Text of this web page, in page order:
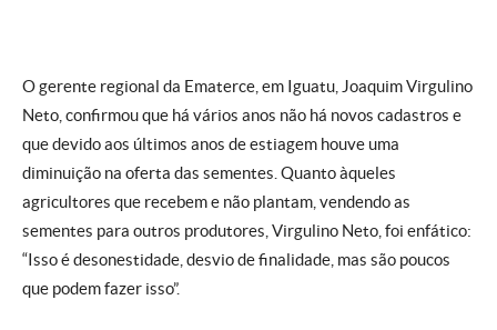
O gerente regional da Ematerce, em Iguatu, Joaquim Virgulino
Neto, confirmou que há vários anos não há novos cadastros e
que devido aos últimos anos de estiagem houve uma
diminuição na oferta das sementes. Quanto àqueles
agricultores que recebem e não plantam, vendendo as
sementes para outros produtores, Virgulino Neto, foi enfático:
“Isso é desonestidade, desvio de finalidade, mas são poucos
que podem fazer isso”.